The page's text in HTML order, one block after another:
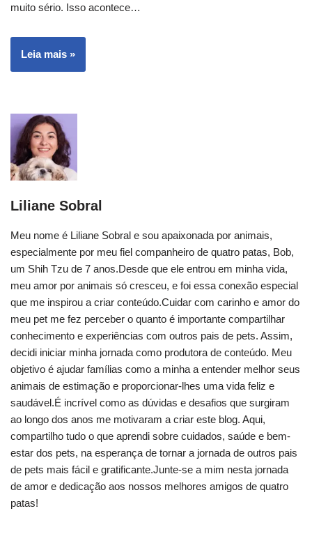
muito sério. Isso acontece…
Leia mais »
Liliane Sobral
Meu nome é Liliane Sobral e sou apaixonada por animais,
especialmente por meu fiel companheiro de quatro patas, Bob,
um Shih Tzu de 7 anos.Desde que ele entrou em minha vida,
meu amor por animais só cresceu, e foi essa conexão especial
que me inspirou a criar conteúdo.Cuidar com carinho e amor do
meu pet me fez perceber o quanto é importante compartilhar
conhecimento e experiências com outros pais de pets. Assim,
decidi iniciar minha jornada como produtora de conteúdo. Meu
objetivo é ajudar famílias como a minha a entender melhor seus
animais de estimação e proporcionar-lhes uma vida feliz e
saudável.É incrível como as dúvidas e desafios que surgiram
ao longo dos anos me motivaram a criar este blog. Aqui,
compartilho tudo o que aprendi sobre cuidados, saúde e bem-
estar dos pets, na esperança de tornar a jornada de outros pais
de pets mais fácil e gratificante.Junte-se a mim nesta jornada
de amor e dedicação aos nossos melhores amigos de quatro
patas!